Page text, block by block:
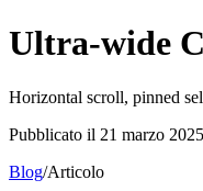
Ultra-wide
Horizontal scroll, pinned
Pubblicato il 21 marzo
Blog/Articolo